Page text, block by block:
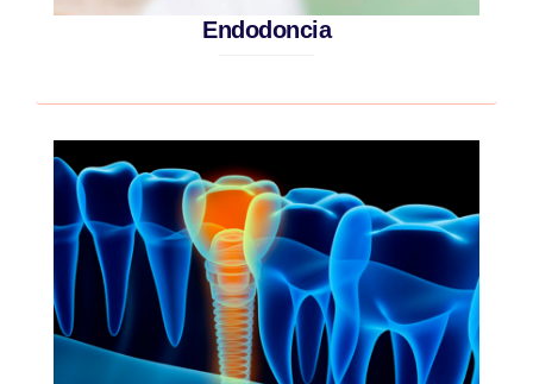
Endodoncia